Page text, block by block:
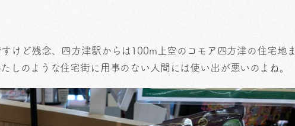
けど残念、四方津駅からは100m上空のコモア四方津の住宅地ま
しのような住宅街に用事のない人間には使い出が悪いのよね。